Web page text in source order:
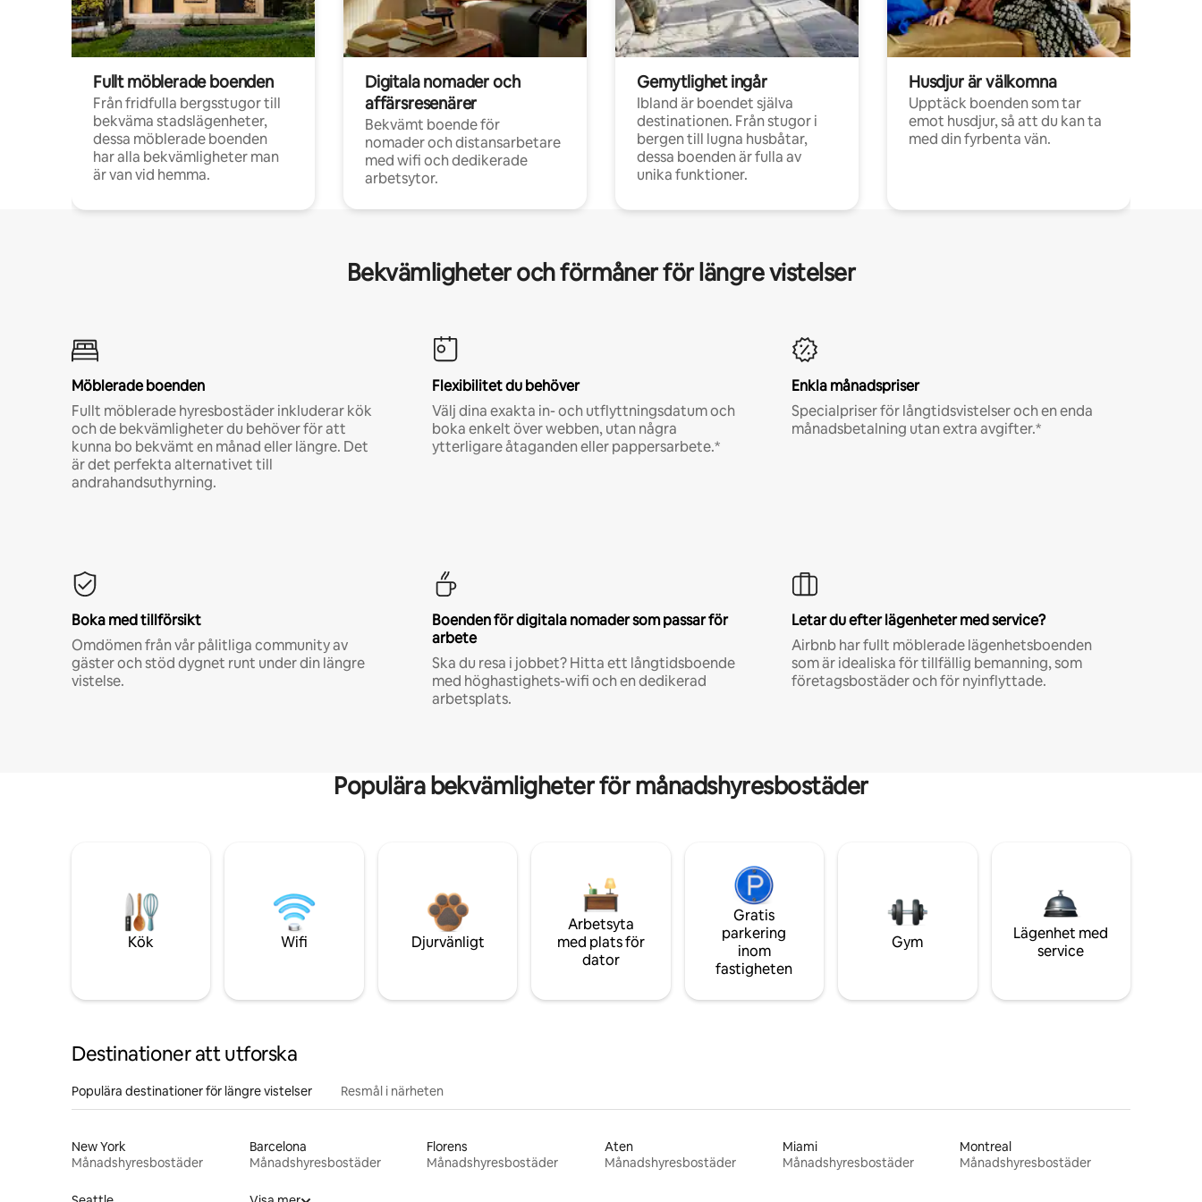
Fullt möblerade boenden
Från fridfulla bergsstugor till
bekväma stadslägenheter,
dessa möblerade boenden
har alla bekvämligheter man
är van vid hemma.
Digitala nomader och
affärsresenärer
Bekvämt boende för
nomader och distansarbetare
med wifi och dedikerade
arbetsytor.
Gemytlighet ingår
Ibland är boendet själva
destinationen. Från stugor i
bergen till lugna husbåtar,
dessa boenden är fulla av
unika funktioner.
Husdjur är välkomna
Upptäck boenden som tar
emot husdjur, så att du kan ta
med din fyrbenta vän.
Bekvämligheter och förmåner för längre vistelser
Möblerade boenden
Fullt möblerade hyresbostäder inkluderar kök
och de bekvämligheter du behöver för att
kunna bo bekvämt en månad eller längre. Det
är det perfekta alternativet till
andrahandsuthyrning.
Flexibilitet du behöver
Välj dina exakta in- och utflyttningsdatum och
boka enkelt över webben, utan några
ytterligare åtaganden eller pappersarbete.*
Enkla månadspriser
Specialpriser för långtidsvistelser och en enda
månadsbetalning utan extra avgifter.*
Boka med tillförsikt
Omdömen från vår pålitliga community av
gäster och stöd dygnet runt under din längre
vistelse.
Boenden för digitala nomader som passar för
arbete
Ska du resa i jobbet? Hitta ett långtidsboende
med höghastighets-wifi och en dedikerad
arbetsplats.
Letar du efter lägenheter med service?
Airbnb har fullt möblerade lägenhetsboenden
som är idealiska för tillfällig bemanning, som
företagsbostäder och för nyinflyttade.
Populära bekvämligheter för månadshyresbostäder
Kök Wifi Djurvänligt
Arbetsyta
med plats för
dator
Gratis
parkering
inom
fastigheten
Gym
Lägenhet med
service
Destinationer att utforska
Populära destinationer för längre vistelser Resmål i närheten
New York
Månadshyresbostäder
Barcelona
Månadshyresbostäder
Florens
Månadshyresbostäder
Aten
Månadshyresbostäder
Miami
Månadshyresbostäder
Montreal
Månadshyresbostäder